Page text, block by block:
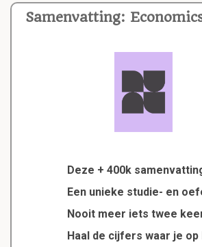
Samenvatting:
Deze + 400k
Een unieke studie- en
Nooit meer iets twee
Haal de cijfers waar je op